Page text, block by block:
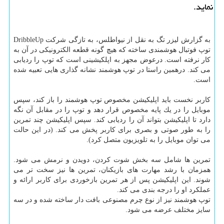
نماید.
به گزارش لیزر تگ به نقل از نیواطلس، به تازگی شركت DribbleUp
توپ فوتبال هوشمندی ساخته كه هیچ گونه قطعه الكترونیكی در آن به
كار نرفته است. درعوض مجهز به اپلكیشینی است كه توپ را ردیابی
می كند. درهمین راستا در توپ هوشمند نشانه گذاری هایی تعبیه شده
است.
كاربر نخست باید اپلیكیشن مخصوص توپ هوشمند را باز كند، سپس
موبایل را در یك پایه مخصوص قرار دهد و توپ را در مقابل آن نگه
دارد تا اپلیكیشن بتواند آن را ردیابی كند. سپس اپلیكیشن چند تمرین
را به طور صوتی و بصری برای كاربر پخش می كند. (در این حالت
می توان موبایل را به تلویزیون متصل كرد).
تمرین ها شامل سه بخش شوت كردن، دویدن و نرمش می شود.
همزمان با رشد مهارت های بازیكنان، تمرین ها نیز سخت تر می
شوند. این اپلیكیشن پس از هر تمرین بازخوردی برای كاربر ارائه و
عملكرد او را درجه بندی می كند.
توپ هوشمند نیز از نوع چرم مصنوعی بافت دار ساخته شده و در سه
سایز مختلف عرضه می شود.